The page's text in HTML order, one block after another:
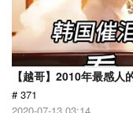
【越哥】2010年最感人
# 371